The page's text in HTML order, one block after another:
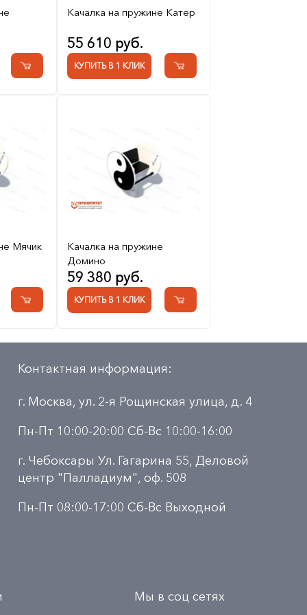
Качалка на пружине Катер
55 610 руб.
КУПИТЬ В 1 КЛИК
Мячик
Качалка на пружине
Домино
59 380 руб.
КУПИТЬ В 1 КЛИК
Контактная информация:
г. Москва, ул. 2-я Рощинская улица, д. 4
Пн-Пт 10:00-20:00 Сб-Вс 10:00-16:00
г. Чебоксары Ул. Гагарина 55, Деловой
центр "Палладиум", оф. 508
Пн-Пт 08:00-17:00 Сб-Вс Выходной
Мы в соц сетях